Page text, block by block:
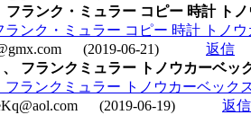
フランク・ミュラー コピー 時計 ト
ンク・ミュラー コピー 時計 トノ
(2019-06-21)
返信
フランクミュラー トノウカーベッ
ランクミュラー トノウカーベック
(2019-06-19)
返信